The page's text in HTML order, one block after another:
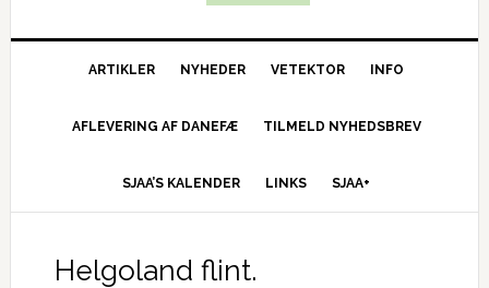
ARTIKLER NYHEDER VETEKTOR INFO
AFLEVERING AF DANEFÆ TILMELD NYHEDSBREV
SJAA’S KALENDER LINKS SJAA+
Helgoland flint.